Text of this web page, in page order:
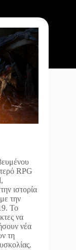
RPG
ιστορία
την
Το
να
νέα
τη